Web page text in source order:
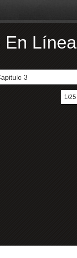
En Línea